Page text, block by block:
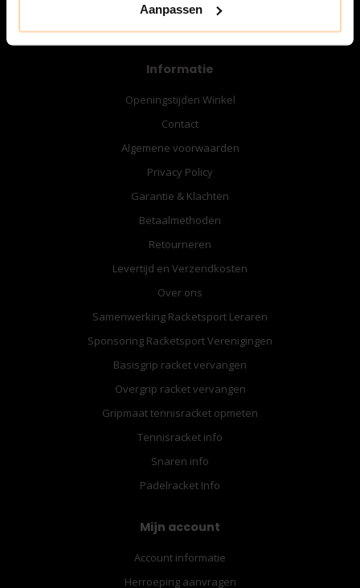
Aanpassen
Informatie
Openingstijden Winkel
Contact
Algemene voorwaarden
Privacy Policy
Garantie & Klachten
Betaalmethoden
Retourneren
Levertijd en Verzendkosten
Over ons
Samenwerking Racketsport Leraren
Sponsoring Racketsport Verenigingen
Basisgrip racket vervangen
Overgrip racket vervangen
Gripmaat tennisracket opmeten
Tennisracket info
Snaren info
Padelracket Info
Mijn account
Account informatie
Herroeping aanvragen